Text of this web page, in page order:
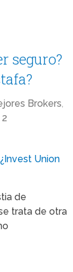
seguro?
Brokers,
2
de
trata de otra